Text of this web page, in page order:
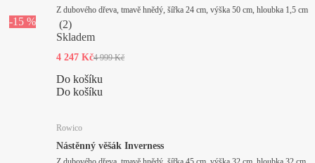
-15 %
Z dubového dřeva, tmavě hnědý, šířka 24 cm, výška 50 cm, hloubka 1,5 cm
(2)
Skladem
4 247 Kč4 999 Kč
Do košíku
Do košíku
Rowico
Nástěnný věšák Inverness